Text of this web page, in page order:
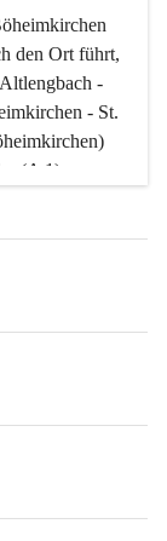
den Ort führt,
-
- St.
(A 1).
sowie
hatten
des
ihre
durch
ein. Gefördert